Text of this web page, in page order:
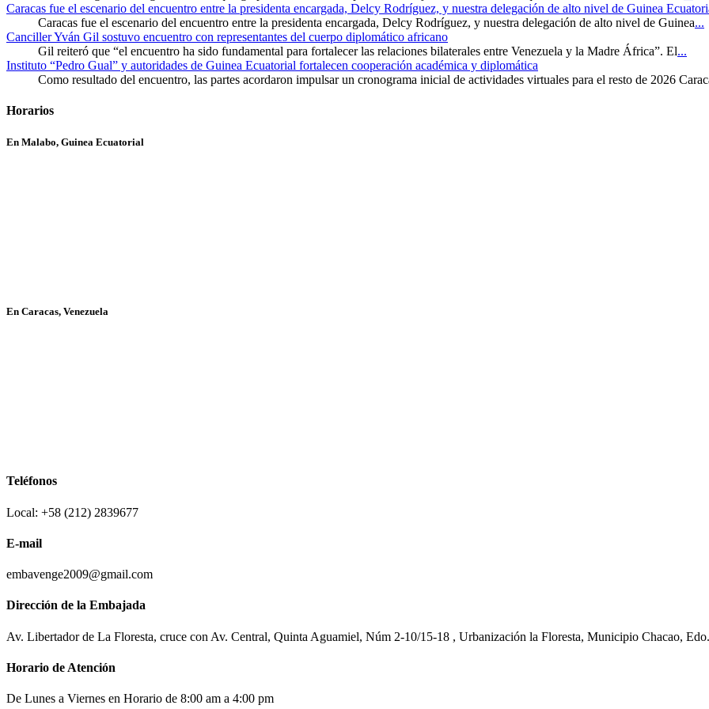
Caracas fue el escenario del encuentro entre la presidenta encargada, Delcy Rodríguez, y nuestra delegación de alto nivel de Guinea
Caracas fue el escenario del encuentro entre la presidenta encargada, Delcy Rodríguez, y nuestra delegación de alto nivel de Guinea...
Canciller Yván Gil sostuvo encuentro con representantes del cuerpo diplomático africano
Gil reiteró que “el encuentro ha sido fundamental para fortalecer las relaciones bilaterales entre Venezuela y la Madre África”. El...
Instituto “Pedro Gual” y autoridades de Guinea Ecuatorial fortalecen cooperación académica y diplomática
Como resultado del encuentro, las partes acordaron impulsar un cronograma inicial de actividades virtuales para el resto de 2026
Horarios
En Malabo, Guinea Ecuatorial
En Caracas, Venezuela
Teléfonos
Local: +58 (212) 2839677
E-mail
embavenge2009@gmail.com
Dirección de la Embajada
Av. Libertador de La Floresta, cruce con Av. Central, Quinta Aguamiel, Núm 2-10/15-18 , Urbanización la Floresta, Municipio Chacao,
Horario de Atención
De Lunes a Viernes en Horario de 8:00 am a 4:00 pm